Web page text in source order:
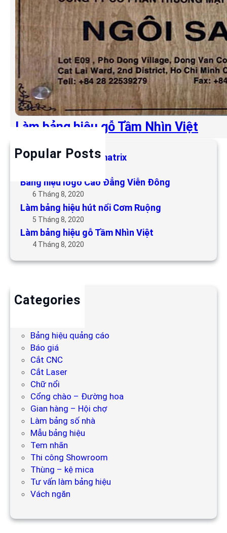
Làm bảng hiệu gỗ Tầm Nhìn Việt
Popular Posts
Làm bảng hiệu LED matrix
Bảng hiệu logo Cao Đẳng Viễn Đông
6 Tháng 8, 2020
Làm bảng hiệu hút nổi Cơm Ruộng
5 Tháng 8, 2020
Làm bảng hiệu gỗ Tầm Nhìn Việt
4 Tháng 8, 2020
Categories
Bảng hiệu quảng cáo
Báo giá
Cắt CNC
Cắt Laser
Chữ nổi
Cổng chào – Đường hoa
Gian hàng – Hội chợ
Làm bảng số nhà
Mẫu bảng hiệu
Tem nhãn
Thi công Showroom
Thùng – kệ mica
Tư vấn làm bảng hiệu
Vách ngăn